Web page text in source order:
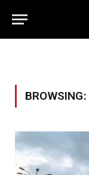
BROWSING: